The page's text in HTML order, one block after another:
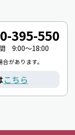
395-550
9:00〜18:00
があります。
こちら